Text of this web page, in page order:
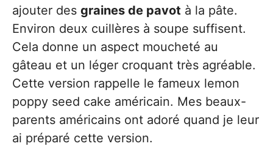
ajouter des graines de pavot à la pâte.
Environ deux cuillères à soupe suffisent.
Cela donne un aspect moucheté au
gâteau et un léger croquant très agréable.
Cette version rappelle le fameux lemon
poppy seed cake américain. Mes beaux-
parents américains ont adoré quand je leur
ai préparé cette version.